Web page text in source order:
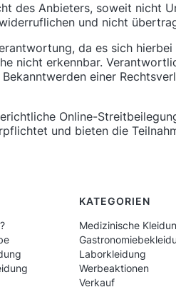
des Anbieters, soweit nicht
und nicht
da es sich
nicht erkennbar.
einer
Online-
und bieten die
KATEGORIEN
Medizinische
Laborkleidung
Werbeaktionen
Verkauf